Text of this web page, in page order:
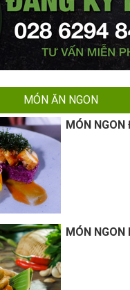
MÓN ĂN NGON
MÓN NGON
MÓN NGON